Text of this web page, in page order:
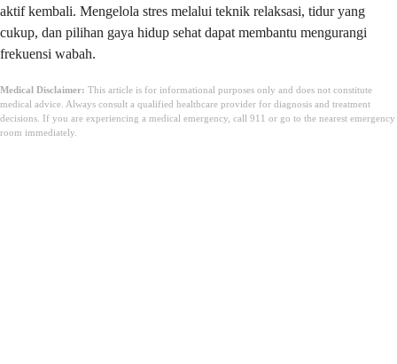
aktif kembali. Mengelola stres melalui teknik relaksasi, tidur yang
cukup, dan pilihan gaya hidup sehat dapat membantu mengurangi
frekuensi wabah.
Medical Disclaimer: This article is for informational purposes only and does not constitute
medical advice. Always consult a qualified healthcare provider for diagnosis and treatment
decisions. If you are experiencing a medical emergency, call 911 or go to the nearest emergency
room immediately.